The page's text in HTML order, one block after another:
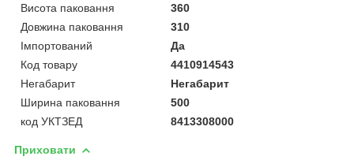
Висота паковання
360
Довжина паковання
310
Імпортований
Да
Код товару
4410914543
Негабарит
Негабарит
Ширина паковання
500
код УКТЗЕД
8413308000
Приховати